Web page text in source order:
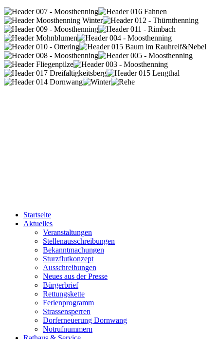
Startseite
Aktuelles
Veranstaltungen
Stellenausschreibungen
Bekanntmachungen
Sturzflutkonzept
Ausschreibungen
Neues aus der Presse
Bürgerbrief
Rettungskette
Ferienprogramm
Strassensperren
Dorferneuerung Dornwang
Notrufnummern